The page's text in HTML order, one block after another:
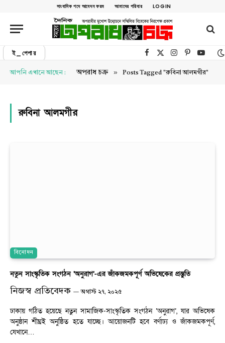
সাংবাদিক পদে আবেদন ফরম আমাদের পরিবার LOGIN
ই_পেপার Facebook
X (Twitter)Instagram
Pinterest
আপনি এখানে আছেন : অপরাধ চক্র » Posts Tagged "রুবিনা আলমগীর"
রুবিনা আলমগীর
বিনোদন
নতুন সাংস্কৃতিক সংগঠন ‘অনুরাগ’-এর জাঁকজমকপূর্ণ অভিষেকের প্রস্তুতি
নিজস্ব প্রতিবেদক অগাস্ট ২৭, ২০২৫
ঢাকায় গঠিত হয়েছে নতুন সামাজিক-সাংস্কৃতিক সংগঠন ‘অনুরাগ’, যার অভিষেক
অনুষ্ঠান শীঘ্রই অনুষ্ঠিত হতে যাচ্ছে। আয়োজনটি হবে বর্ণাঢ্য ও জাঁকজমকপূর্ণ,
যেখানে…